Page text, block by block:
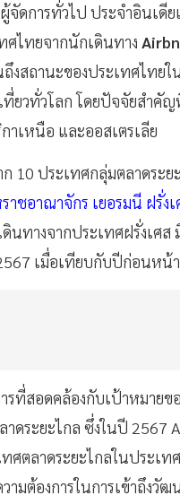
ดการทั่วไป ประจำอินเดี
ไทยจากนักเดินทาง
สถานะของประเทศไทยใ
ยวทั่วโลก โดยปัจจัยสำคั
าเหนือ และออสเตรเลีย
10 ประเทศกลุ่มตลาดระ
าชอาณาจักร เยอรมนี ฝรั่ง
นทางจากประเทศฝรั่งเศ
เมื่อเทียบกับปีก่อนหน้า
รที่สอดคล้องกับเป้าหมายข
ดระยะไกล ซึ่งในปี 2567
ศตลาดระยะไกลในประเ
มต้องการในการเข้าถึงวั